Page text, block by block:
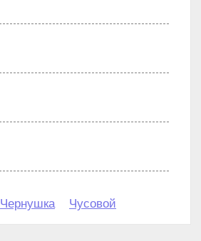
Чернушка Чусовой